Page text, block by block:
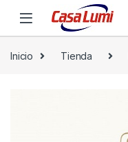
Inicio Tienda